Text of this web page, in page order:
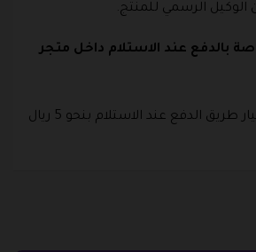
الوكيل الرسمي للمنتج.
بالدفع عند الاستلام داخل متجر
تقدر الرسوم عند اختيار طريق الدفع عند الاستلام بنحو 5 ريال